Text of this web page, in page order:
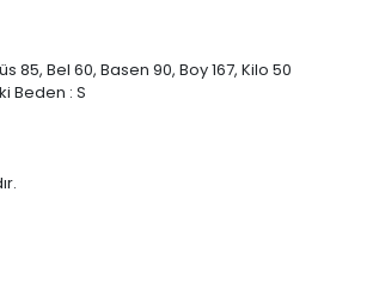
85, Bel 60, Basen 90, Boy 167, Kilo 50
Beden : S